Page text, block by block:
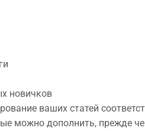
новичков
ваших статей
можно дополнить, прежде